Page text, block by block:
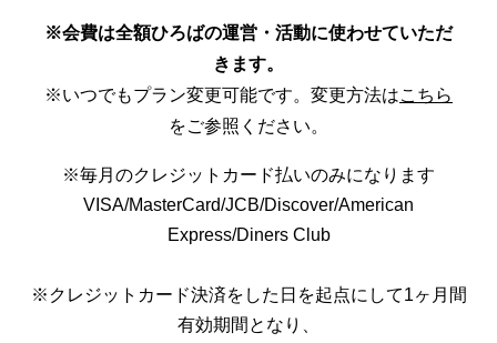
※会費は全額ひろばの運営・活動に使わせていただ
きます。
※いつでもプラン変更可能です。変更方法はこちら
をご参照ください。
※毎月のクレジットカード払いのみになります
VISA/MasterCard/JCB/Discover/American
Express/Diners Club
※クレジットカード決済をした日を起点にして1ヶ月間
有効期間となり、